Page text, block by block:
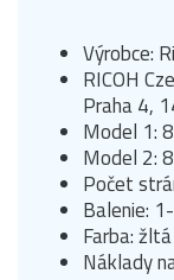
Výrobce:
RICOH
Praha 4,
Model 1:
Model 2:
Počet
Balenie:
Farba: žltá
Náklady